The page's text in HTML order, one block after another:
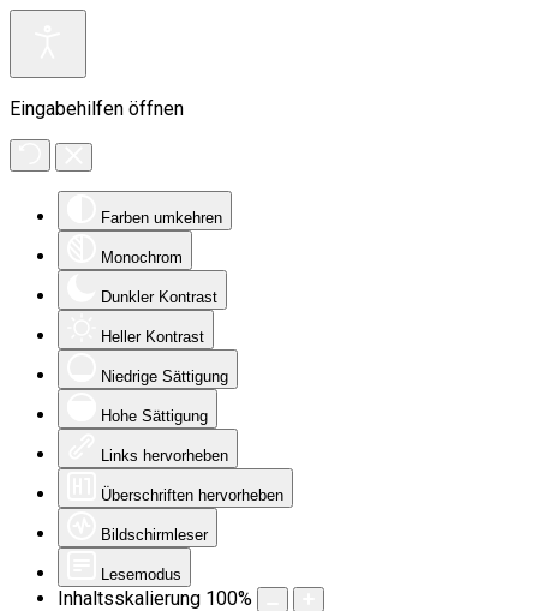
Eingabehilfen öffnen
Farben umkehren
Monochrom
Dunkler Kontrast
Heller Kontrast
Niedrige Sättigung
Hohe Sättigung
Links hervorheben
Überschriften hervorheben
Bildschirmleser
Lesemodus
Inhaltsskalierung 100%